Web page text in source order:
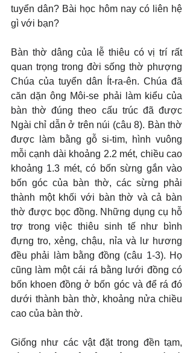
tuyển dân? Bài học hôm nay có liên hệ
gì với bạn?
Bàn thờ dâng của lễ thiêu có vị trí rất
quan trọng trong đời sống thờ phượng
Chúa của tuyển dân Ít-ra-ên. Chúa đã
căn dặn ông Môi-se phải làm kiểu của
bàn thờ đúng theo cấu trúc đã được
Ngài chỉ dẫn ở trên núi (câu 8). Bàn thờ
được làm bằng gỗ si-tim, hình vuông
mỗi cạnh dài khoảng 2.2 mét, chiều cao
khoảng 1.3 mét, có bốn sừng gắn vào
bốn góc của bàn thờ, các sừng phải
thành một khối với bàn thờ và cả bàn
thờ được bọc đồng. Những dụng cụ hỗ
trợ trong việc thiêu sinh tế như bình
đựng tro, xẻng, chậu, nỉa và lư hương
đều phải làm bằng đồng (câu 1-3). Họ
cũng làm một cái rá bằng lưới đồng có
bốn khoen đồng ở bốn góc và để rá đó
dưới thành bàn thờ, khoảng nửa chiều
cao của bàn thờ.
Giống như các vật đặt trong đền tạm,